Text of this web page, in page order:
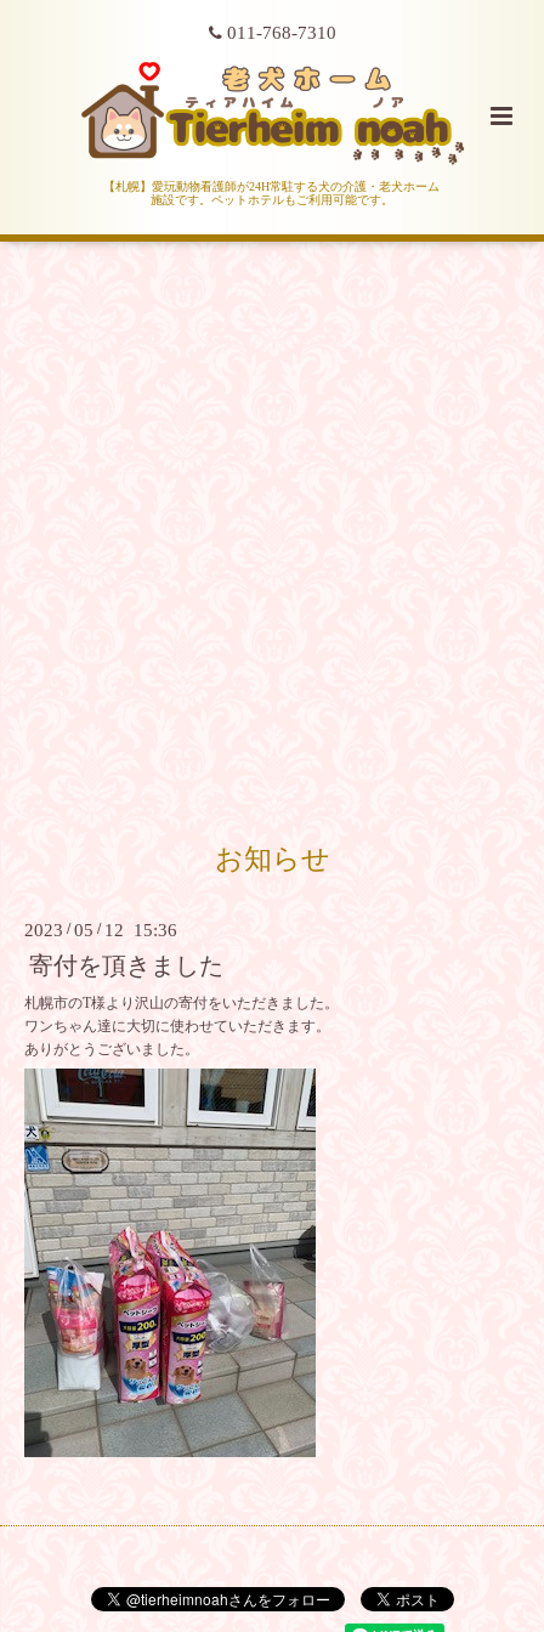
011-768-7310
【札幌】愛玩動物看護師が24H常駐する犬の介護・老犬ホーム
施設です。ペットホテルもご利用可能です。
お知らせ
2023 /05 / 12 15:36
寄付を頂きました
札幌市のT様より沢山の寄付をいただきました。
ワンちゃん達に大切に使わせていただきます。
ありがとうございました。